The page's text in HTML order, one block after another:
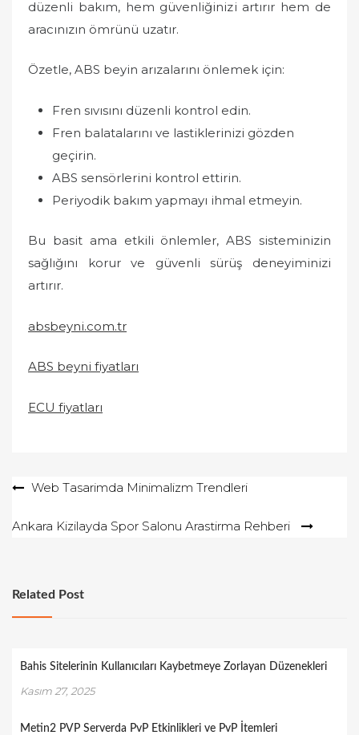
düzenli bakım, hem güvenliğinizi artırır hem de
aracınızın ömrünü uzatır.
Özetle, ABS beyin arızalarını önlemek için:
Fren sıvısını düzenli kontrol edin.
Fren balatalarını ve lastiklerinizi gözden
geçirin.
ABS sensörlerini kontrol ettirin.
Periyodik bakım yapmayı ihmal etmeyin.
Bu basit ama etkili önlemler, ABS sisteminizin
sağlığını korur ve güvenli sürüş deneyiminizi
artırır.
absbeyni.com.tr
ABS beyni fiyatları
ECU fiyatları
YazıWeb Tasarimda Minimalizm Trendleri
Ankara Kizilayda Spor Salonu Arastirma Rehberi
Related Post
Bahis Sitelerinin Kullanıcıları Kaybetmeye Zorlayan Düzenekleri
Kasım 27, 2025
Metin2 PVP Serverda PvP Etkinlikleri ve PvP İtemleri